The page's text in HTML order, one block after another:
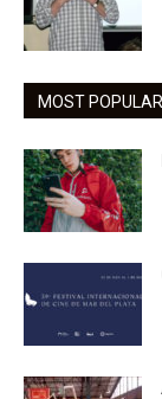
MOST POPULAR